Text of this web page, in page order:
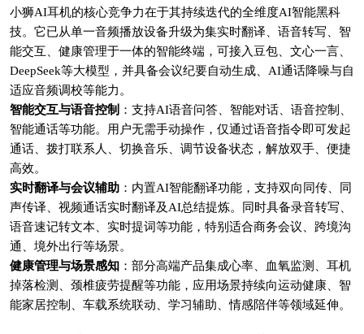
小狮AI耳机的核心竞争力在于其持续迭代的全维度AI智能黑科
技。它已从单一音频播放设备升级为集实时翻译、语音转写、智
能交互、健康管理于一体的智能终端，可接入豆包、文心一言、
DeepSeek等大模型，并具备会议纪要自动生成、AI通话降噪与自
适应音频调校等能力。
智能交互与语音控制 ：支持AI语音问答、智能对话、语音控制、
智能通话等功能。用户无需手动操作，仅通过语音指令即可发起
通话、拨打联系人、切换音乐、调节设备状态，解放双手、便捷
高效。
实时翻译与会议辅助 ：内置AI智能翻译功能，支持双向同传、同
声传译、视频通话实时翻译及AI总结提炼。同时具备录音转写、
语音速记转文本、实时提词等功能，特别适合商务会议、跨境沟
通、境外出行等场景。
健康管理与场景感知 ：部分高端产品集成心率、血氧监测、耳机
掉落检测、颈椎疲劳提醒等功能，应用场景持续向运动健康、智
能家居控制、车载系统联动、学习辅助、情感陪伴等领域延伸。